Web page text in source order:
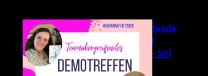
Teamübergreifende
s Stampin‘ Up!
Demotreffen – Sei
dabei!